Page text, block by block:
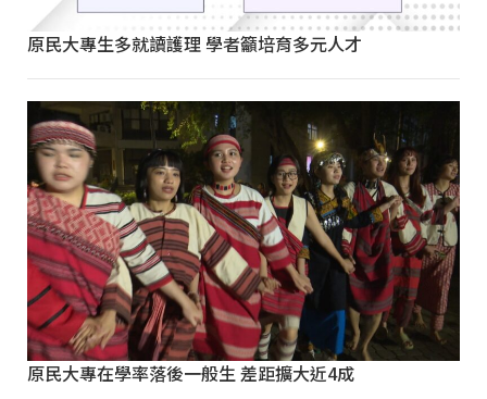
原民大專生多就讀護理 學者籲培育多元人才
原民大專在學率落後一般生 差距擴大近4成